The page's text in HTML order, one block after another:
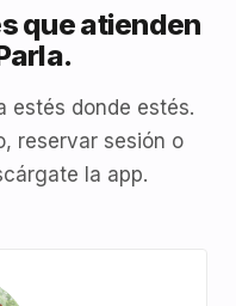
que atienden
estés donde estés.
reservar sesión o
la app.